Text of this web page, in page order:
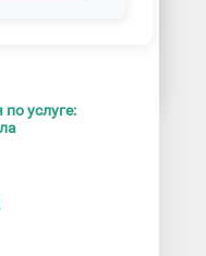
услуге: